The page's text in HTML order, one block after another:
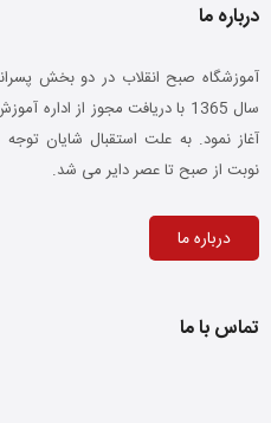
درباره ما
آموزشگاه صبح انقلاب در دو بخش
آغاز نمود. به علت استقبال شایان
نوبت از صبح تا عصر دایر می شد.
درباره ما
تماس با ما